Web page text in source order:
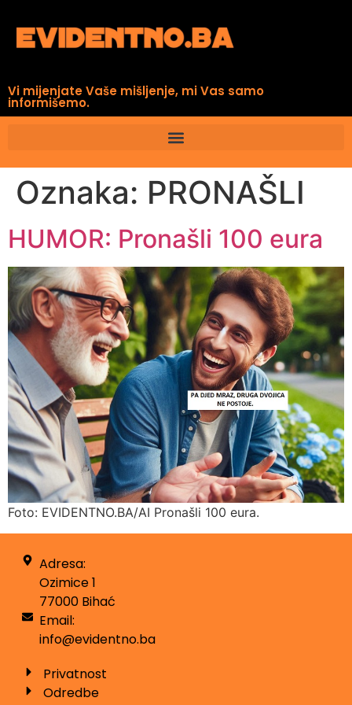
Vi mijenjate Vaše mišljenje, mi Vas samo
informišemo.
Oznaka: PRONAŠLI
HUMOR: Pronašli 100 eura
Foto: EVIDENTNO.BA/AI Pronašli 100 eura.
Adresa:
Ozimice 1
77000 Bihać
Email:
info@evidentno.ba
Privatnost
Odredbe